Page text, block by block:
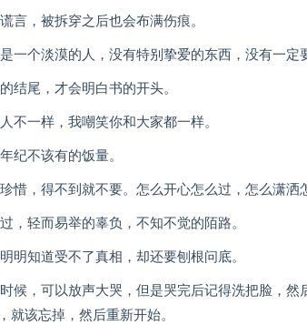
言，被拆穿之后也会布满伤痕。
一个淡漠的人，没有特别挚爱的东西，没有一定
结尾，才会明白书的开头。
不一样，我嘲笑你和大家都一样。
纪不该有的饭量。
惜，得不到就不要。怎么开心怎么过，怎么潇洒
，轻而易举的辜负，不知不觉的陌路。
明知道受不了真相，却还要刨根问底。
候，可以放声大哭，但是哭完后记得洗把脸，然
就该忘掉，然后重新开始。